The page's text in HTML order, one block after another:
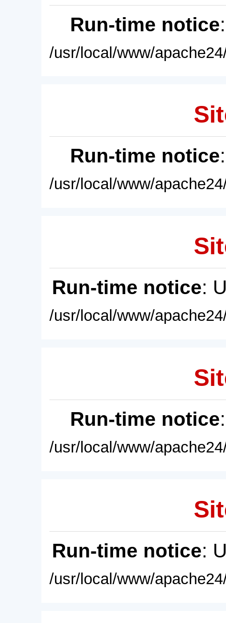
Run-time notice
/usr/local/www/
Run-time notice
/usr/local/www/
Run-time notice:
/usr/local/www/
Run-time notice
/usr/local/www/
Run-time notice:
/usr/local/www/